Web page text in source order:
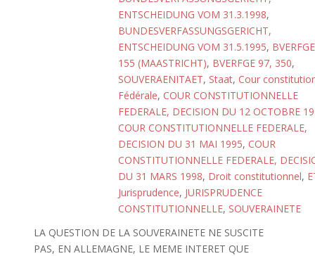
ENTSCHEIDUNG VOM 31.3.1998,
BUNDESVERFASSUNGSGERICHT,
ENTSCHEIDUNG VOM 31.5.1995,
155 (MAASTRICHT), BVERFGE 97, 350,
SOUVERAENITAET, Staat, Cour
Fédérale, COUR CONSTITUTIONNELLE
FEDERALE, DECISION DU 12 OCTOBRE
COUR CONSTITUTIONNELLE FEDERALE,
DECISION DU 31 MAI 1995, COUR
CONSTITUTIONNELLE FEDERALE,
DU 31 MARS 1998, Droit constitutionnel,
Jurisprudence, JURISPRUDENCE
CONSTITUTIONNELLE, SOUVERAINETE
LA QUESTION DE LA SOUVERAINETE NE SUSCITE
PAS, EN ALLEMAGNE, LE MEME INTERET QUE